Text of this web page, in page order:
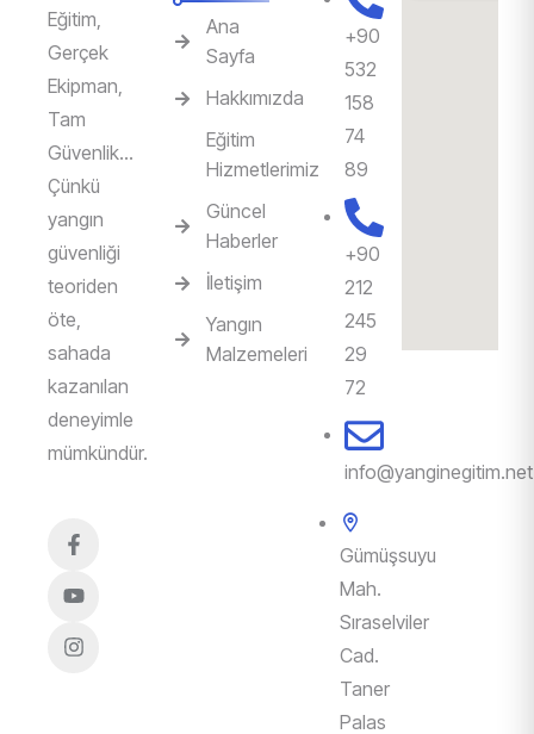
Eğitim,
Gerçek
Ekipman,
Tam
Güvenlik…
Çünkü
yangın
güvenliği
teoriden
öte,
sahada
kazanılan
deneyimle
mümkündür.
Ana
Sayfa
Hakkımızda
Eğitim
Hizmetlerimiz
Güncel
Haberler
İletişim
Yangın
Malzemeleri
+90
532
158
74
89
‎+90
212
245
29
72
info@yanginegitim.net
Gümüşsuyu
Mah.
Sıraselviler
Cad.
Taner
Palas